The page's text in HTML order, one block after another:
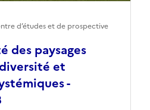
des paysages
et
-
d’études et de prospective